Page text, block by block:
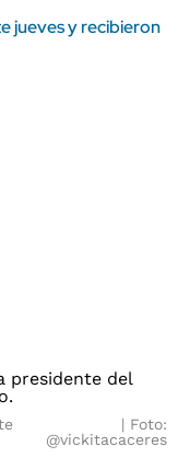
jueves y recibieron
Foto:
@vickitacaceres